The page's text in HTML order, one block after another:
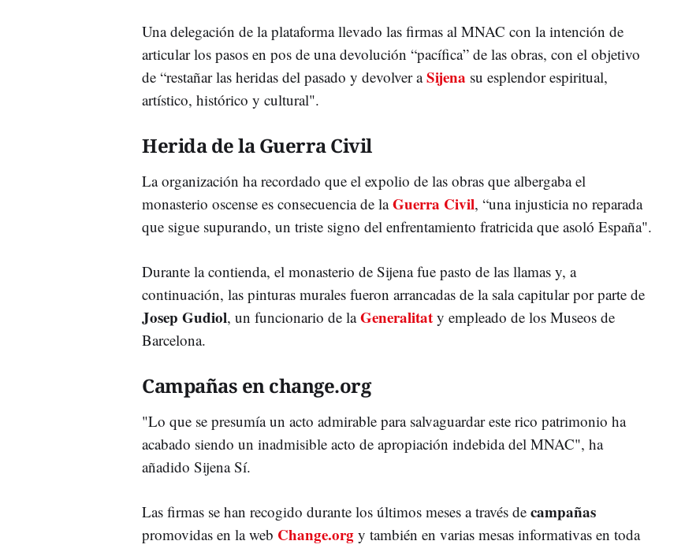
Una delegación de la plataforma llevado las firmas al MNAC con la intención de
articular los pasos en pos de una devolución “pacífica” de las obras, con el objetivo
de “restañar las heridas del pasado y devolver aSijena su esplendor espiritual,
artístico, histórico y cultural".
Herida de la Guerra Civil
La organización ha recordado que el expolio de las obras que albergaba el
monasterio oscense es consecuencia de laGuerra Civil, “una injusticia no reparada
que sigue supurando, un triste signo del enfrentamiento fratricida que asoló España".
Durante la contienda, el monasterio de Sijena fue pasto de las llamas y, a
continuación, las pinturas murales fueron arrancadas de la sala capitular por parte de
Josep Gudiol, un funcionario de laGeneralitat y empleado de los Museos de
Barcelona.
Campañas en change.org
"Lo que se presumía un acto admirable para salvaguardar este rico patrimonio ha
acabado siendo un inadmisible acto de apropiación indebida del MNAC", ha
añadido Sijena Sí.
Las firmas se han recogido durante los últimos meses a través de campañas
promovidas en la web Change.org y también en varias mesas informativas en toda